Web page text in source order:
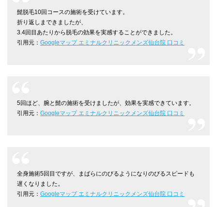
髭脱毛10回コースの施術を受けています。
折り返しまできましたが、
3.4回目あたりから脱毛の効果を実感することができました。
引用元： Googleマップ エミナルクリニックメンズ仙台院 口コミ
5回ほど、腕と髭の施術を受けましたが、効果を実感できています。
引用元： Googleマップ エミナルクリニックメンズ仙台院 口コミ
全身施術5回目ですが、まばらにのびるようになりのびるスピードも
遅くなりました。
引用元： Googleマップ エミナルクリニックメンズ仙台院 口コミ